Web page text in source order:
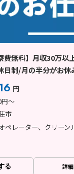
費無料】月収30万以
日制/月の半分がお休
円
円～
市
ペレーター、クリーン
る 詳